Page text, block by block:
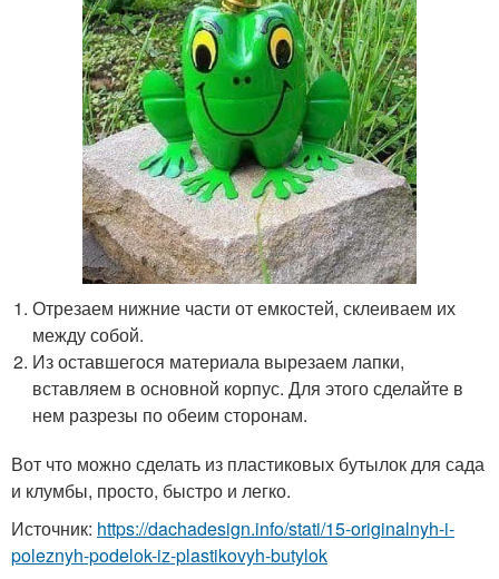
Отрезаем нижние части от емкостей, склеиваем их
между собой.
Из оставшегося материала вырезаем лапки,
вставляем в основной корпус. Для этого сделайте в
нем разрезы по обеим сторонам.
Вот что можно сделать из пластиковых бутылок для сада
и клумбы, просто, быстро и легко.
Источник: https://dachadesign.info/stati/15-originalnyh-i-
poleznyh-podelok-iz-plastikovyh-butylok